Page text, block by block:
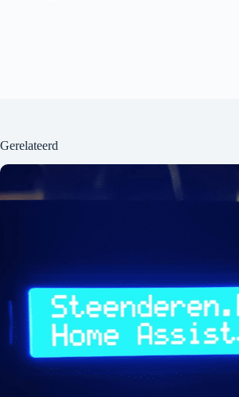
Gerelateerd